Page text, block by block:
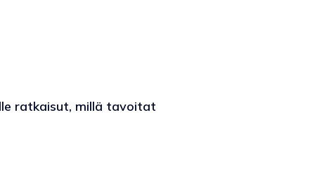
ratkaisut, millä tavoitat